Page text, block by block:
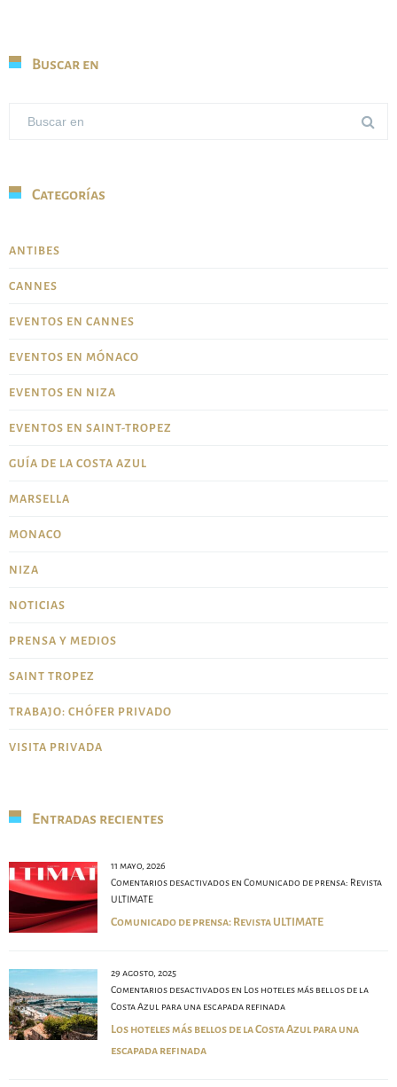
Buscar en
Categorías
ANTIBES
CANNES
EVENTOS EN CANNES
EVENTOS EN MÓNACO
EVENTOS EN NIZA
EVENTOS EN SAINT-TROPEZ
GUÍA DE LA COSTA AZUL
MARSELLA
MONACO
NIZA
NOTICIAS
PRENSA Y MEDIOS
SAINT TROPEZ
TRABAJO: CHÓFER PRIVADO
VISITA PRIVADA
Entradas recientes
11 mayo, 2026
Comentarios desactivados en Comunicado de prensa: Revista
ULTIMATE
Comunicado de prensa: Revista ULTIMATE
29 agosto, 2025
Comentarios desactivados en Los hoteles más bellos de la
Costa Azul para una escapada refinada
Los hoteles más bellos de la Costa Azul para una
escapada refinada